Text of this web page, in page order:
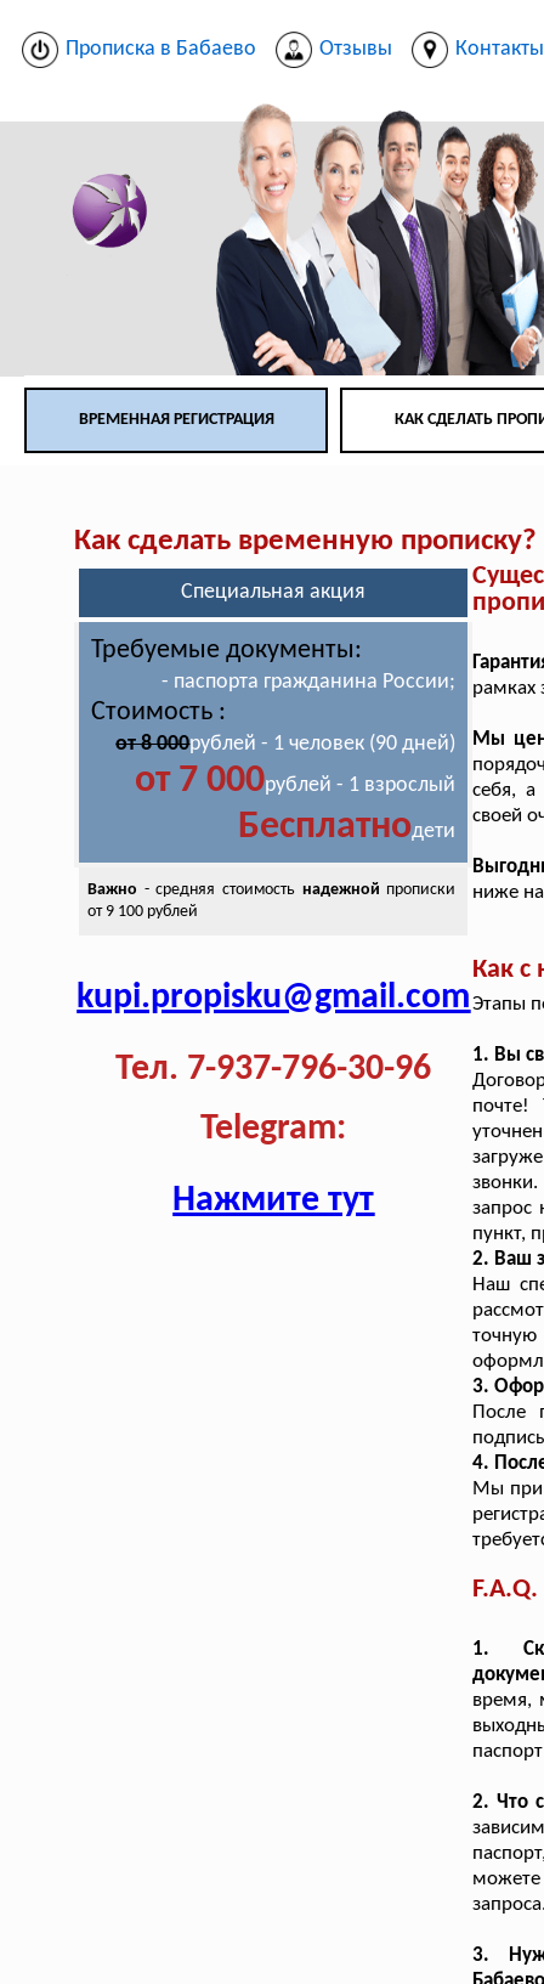
Прописка в Бабаево Отзывы Контакты
ВРЕМЕННАЯ РЕГИСТРАЦИЯ КАК СДЕЛАТЬ
Как сделать временную прописку?
Специальная акция
Требуемые документы:
- паспорта гражданина России;
Стоимость :
от 8 000рублей - 1 человек (90 дней)
от 7 000рублей - 1 взрослый
Бесплатнодети
Важно - средняя стоимость надежной прописки
от 9 100 рублей
kupi.propisku@gmail.com
Тел. 7-937-796-30-96
Telegram:
Нажмите тут
рамках
Мы
себя, а
своей
ниже
Как с
Этапы
1. Вы
почте!
запрос
пункт,
2. Ваш
Наш
3.
После
4.
Мы
F.A.Q.
1.
время,
2. Что
можете
3.